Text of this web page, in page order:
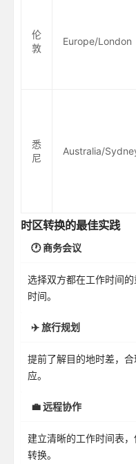
伦
敦
Europe/London
悉
尼
Australia/
时区转换的最佳实践
🕐 商务会议
选择双方都在工作时间
时间。
✈️ 旅行规划
提前了解目的地时差，
应。
💼 远程协作
建立清晰的工作时间表
转换。